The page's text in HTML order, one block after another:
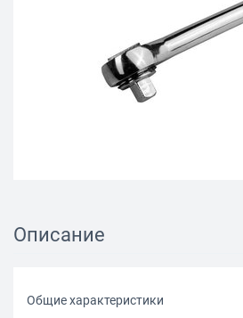
Описание
Общие характеристики